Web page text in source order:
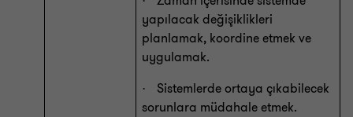
yapılacak değişiklikleri
planlamak, koordine etmek ve
uygulamak.
·
Sistemlerde ortaya çıkabilecek
sorunlara müdahale etmek.